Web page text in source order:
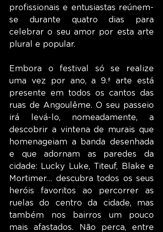
profissionais e entusiastas reúnem-
se durante quatro dias para
celebrar o seu amor por esta arte
plural e popular.
Embora o festival só se realize
uma vez por ano, a 9.ª arte está
presente em todos os cantos das
ruas de Angoulême. O seu passeio
irá levá-lo, nomeadamente, a
descobrir a vintena de murais que
homenageiam a banda desenhada
e que adornam as paredes da
cidade: Lucky Luke, Titeuf, Blake e
Mortimer… descubra todos os seus
heróis favoritos ao percorrer as
ruelas do centro da cidade, mas
também nos bairros um pouco
mais afastados. Não perca, entre